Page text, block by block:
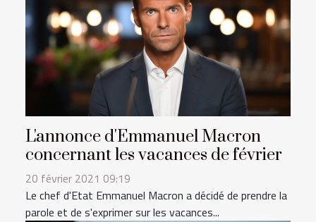
L'annonce d'Emmanuel Macron
concernant les vacances de février
20 février 2021 09:19
Le chef d'Etat Emmanuel Macron a décidé de prendre la
parole et de s'exprimer sur les vacances...